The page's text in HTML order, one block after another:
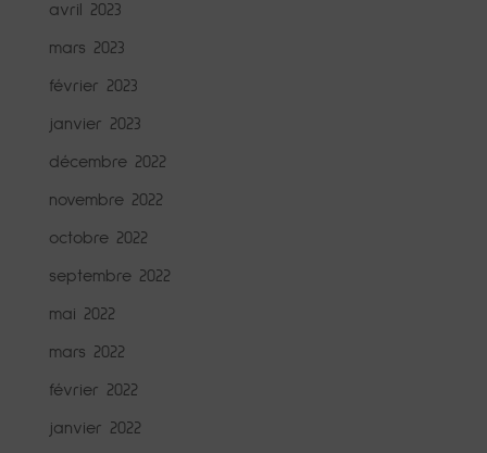
avril 2023
mars 2023
février 2023
janvier 2023
décembre 2022
novembre 2022
octobre 2022
septembre 2022
mai 2022
mars 2022
février 2022
janvier 2022